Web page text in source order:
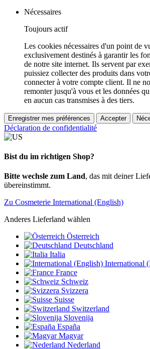
Nécessaires
Toujours actif
Les cookies nécessaires d'un point de
exclusivement destinés à garantir les
de notre site internet. Ils servent par
puissiez collecter des produits dans
connecter à votre compte client. Il ne
remonter jusqu'à vous et les données
en aucun cas transmises à des tiers.
Enregistrer mes préférences Accepter
Déclaration de confidentialité
Bist du im richtigen Shop?
Bitte wechsle zum Land, das mit deiner
übereinstimmt.
Zu Cosmeterie International (English)
Anderes Lieferland wählen
Österreich
Deutschland
Italia
International
France
Schweiz
Svizzera
Suisse
Switzerland
Slovenija
España
Magyar
Nederland